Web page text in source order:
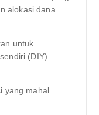
alokasi dana
untuk
(DIY)
yang mahal